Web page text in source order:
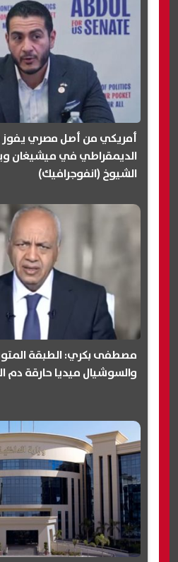
أمريكي من أصل مصري يفوز
الديمقراطي في ميشيغان
الشيوخ (انفوجرافيك)
مصطفى بكري: الطبقة
والسوشيال ميديا حارقة دم